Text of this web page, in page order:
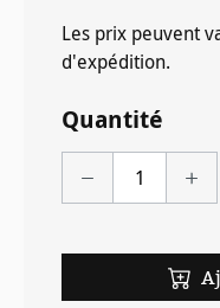
Les prix peuvent
d'expédition.
Quantité